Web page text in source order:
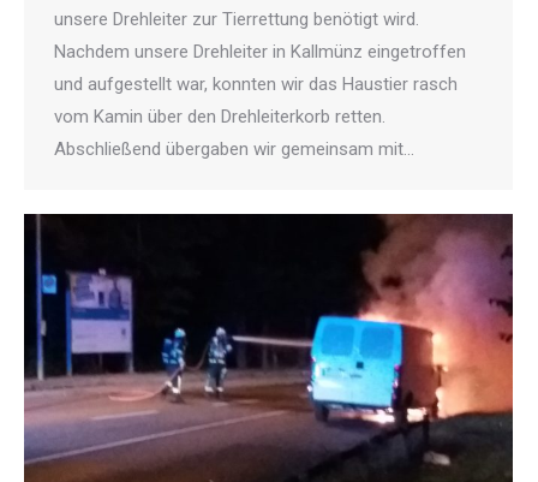
unsere Drehleiter zur Tierrettung benötigt wird.
Nachdem unsere Drehleiter in Kallmünz eingetroffen
und aufgestellt war, konnten wir das Haustier rasch
vom Kamin über den Drehleiterkorb retten.
Abschließend übergaben wir gemeinsam mit…